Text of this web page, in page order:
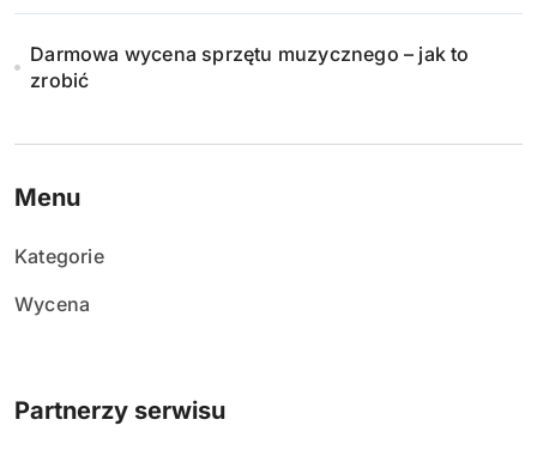
e
w
s
ó
w
Darmowa wycena sprzętu muzycznego – jak to
zrobić
Menu
Kategorie
Wycena
Partnerzy serwisu